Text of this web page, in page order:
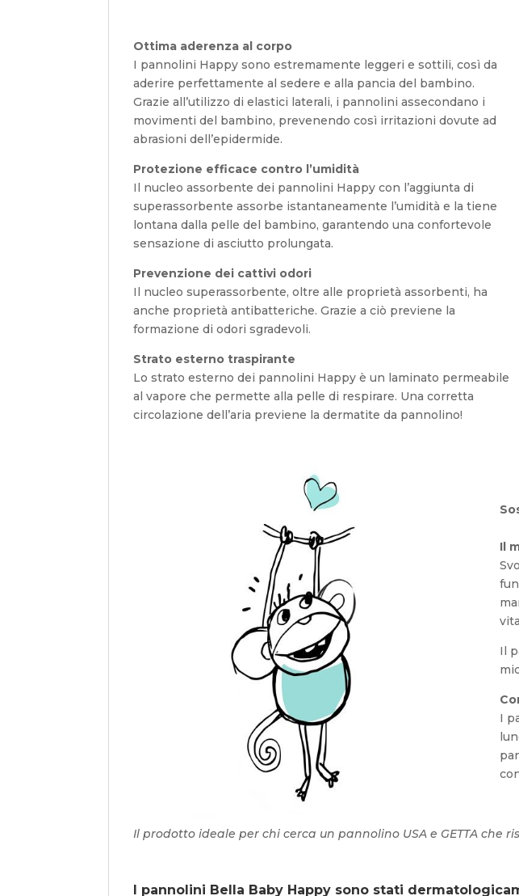
Ottima aderenza al corpo
I pannolini Happy sono estremamente leggeri e sottili, così da
aderire perfettamente al sedere e alla pancia del bambino.
Grazie all’utilizzo di elastici laterali, i pannolini assecondano i
movimenti del bambino, prevenendo così irritazioni dovute ad
abrasioni dell’epidermide.
Protezione efficace contro l’umidità
Il nucleo assorbente dei pannolini Happy con l’aggiunta di
superassorbente assorbe istantaneamente l’umidità e la tiene
lontana dalla pelle del bambino, garantendo una confortevole
sensazione di asciutto prolungata.
Prevenzione dei cattivi odori
Il nucleo superassorbente, oltre alle proprietà assorbenti, ha
anche proprietà antibatteriche. Grazie a ciò previene la
formazione di odori sgradevoli.
Strato esterno traspirante
Lo strato esterno dei pannolini Happy è un laminato permeabile
al vapore che permette alla pelle di respirare. Una corretta
circolazione dell’aria previene la dermatite da pannolino!
Il
Il
I
Il prodotto ideale per chi cerca un pannolino USA e GETTA che
I pannolini Bella Baby Happy sono stati